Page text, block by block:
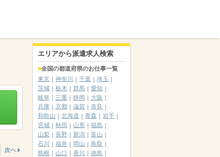
次へ
エリアから派遣求人検索
全国の都道府県のお仕事一覧
東京
神奈川 千葉
埼玉
茨城
栃木 群馬
愛知
岐阜
三重 静岡
大阪
兵庫
京都 滋賀
奈良
和歌山
北海道 青森
岩手
宮城
秋田 山形
福島
山梨
長野 新潟
富山
石川
福井 岡山
鳥取
島根
山口 香川
徳島